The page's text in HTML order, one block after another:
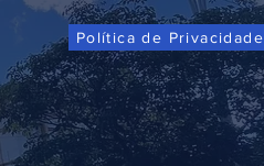
Política de Privacidade